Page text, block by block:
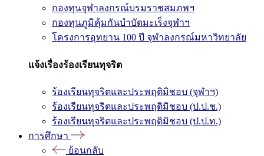
กองทุนจุฬาลงกรณ์บรมราชสมภพฯ
กองทุนภูมิคุ้มกันบำบัดมะเร็งจุฬาฯ
โครงการอุทยาน 100 ปี จุฬาลงกรณ์มหาวิทยาลัย
แจ้งเรื่องร้องเรียนทุจริต
ร้องเรียนทุจริตและประพฤติมิชอบ (จุฬาฯ)
ร้องเรียนทุจริตและประพฤติมิชอบ (ป.ป.ช.)
ร้องเรียนทุจริตและประพฤติมิชอบ (ป.ป.ท.)
การศึกษา
ย้อนกลับ